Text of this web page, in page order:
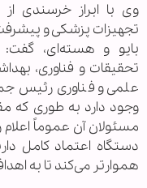
وی با ابراز خرسندی
تجهیزات پزشکی و
بایو و هسته‌ای، گفت:
تحقیقات و فناوری،
علمی و فناوری رئیس‌
وجود دارد به طوری که
مسئولان آن عموماً
دستگاه اعتماد کامل
هموارتر می‌کند تا به